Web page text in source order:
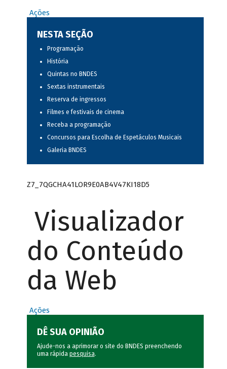
Ações
NESTA SEÇÃO
Programação
História
Quintas no BNDES
Sextas instrumentais
Reserva de ingressos
Filmes e festivais de cinema
Receba a programação
Concursos para Escolha de Espetáculos Musicais
Galeria BNDES
Z7_7QGCHA41LOR9E0AB4V47KI18D5
Visualizador
do Conteúdo
da Web
Ações
DÊ SUA OPINIÃO
Ajude-nos a aprimorar o site do BNDES preenchendo
uma rápida pesquisa.